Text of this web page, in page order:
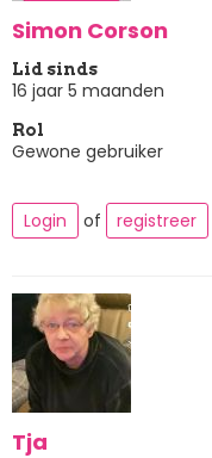
Simon Corson
Lid sinds
16 jaar 5 maanden
Rol
Gewone gebruiker
Login of registreer
Tja